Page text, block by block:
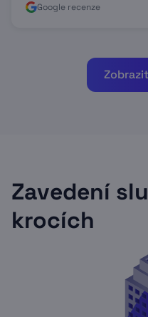
Google recenze
Zavedení
krocích